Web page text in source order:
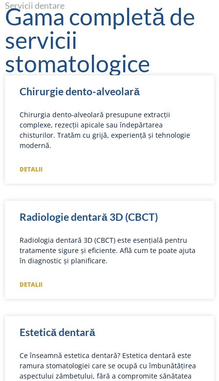
Servicii dentare
Gama completă de
servicii
stomatologice
Chirurgie dento-alveolară
Chirurgia dento-alveolară presupune extracții
complexe, rezecții apicale sau îndepărtarea
chisturilor. Tratăm cu grijă, experiență și tehnologie
modernă.
DETALII
Radiologie dentară 3D (CBCT)
Radiologia dentară 3D (CBCT) este esențială pentru
tratamente sigure și eficiente. Află cum te poate ajuta
în diagnostic și planificare.
DETALII
Estetică dentară
Ce înseamnă estetica dentară? Estetica dentară este
ramura stomatologiei care se ocupă cu îmbunătățirea
aspectului zâmbetului, fără a compromite sănătatea